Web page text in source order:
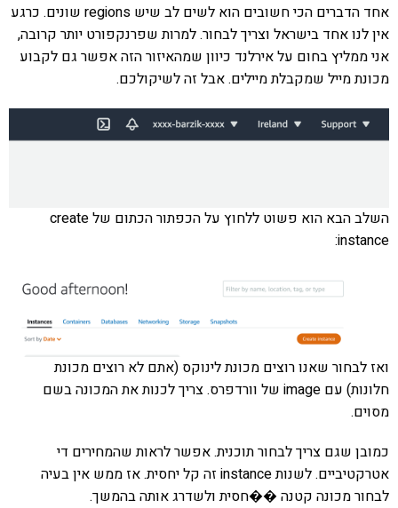
אחד הדברים הכי חשובים הוא לשים לב שיש regions שונים. כרגע
אין לנו אחד בישראל וצריך לבחור. למרות שפרנקפורט יותר קרובה,
אני ממליץ בחום על אירלנד כיוון שמהאיזור הזה אפשר גם לקבוע
מכונת מייל שמקבלת מיילים. אבל זה לשיקולכם.
השלב הבא הוא פשוט ללחוץ על הכפתור הכתום של create
instance:
ואז לבחור שאנו רוצים מכונת לינוקס (אתם לא רוצים מכונת
חלונות) עם image של וורדפרס. צריך לכנות את המכונה בשם
מסוים.
כמובן שגם צריך לבחור תוכנית. אפשר לראות שהמחירים די
אטרקטיביים. לשנות instance זה קל יחסית. אז ממש אין בעיה
לבחור מכונה קטנה ��חסית ולשדרג אותה בהמשך.